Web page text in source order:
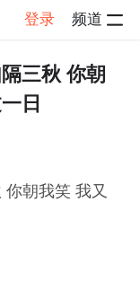
登录 频道
情
三秋 你朝
日
朝我笑 我又